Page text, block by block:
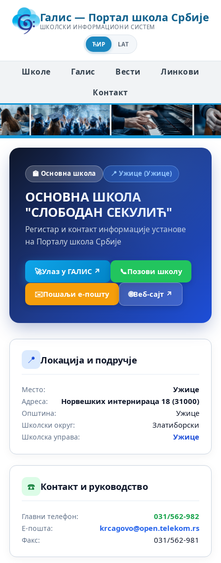
Галис — Портал школа Србије
ШКОЛСКИ ИНФОРМАЦИОНИ СИСТЕМ
ЋИР LAT
Школе Галис Вести
Линкови
Контакт
🏫 Основна школа 📍 Ужице (Ужице)
ОСНОВНА ШКОЛА
"СЛОБОДАН СЕКУЛИЋ"
Регистар и контакт информације установе
на Порталу школа Србије
🚀Улаз у ГАЛИС ↗ 📞Позови школу
✉️Пошаљи е-пошту 🌐Веб-сајт ↗
📍 Локација и подручје
Место: Ужице
Адреса: Норвешких интернираца 18 (31000)
Општина: Ужице
Школски округ: Златиборски
Школска управа: Ужице
☎️ Контакт и руководство
Главни телефон: 031/562-982
Е-пошта: krcagovo@open.telekom.rs
Факс: 031/562-981